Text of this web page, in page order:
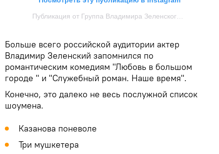
Больше всего российской аудитории актер
Владимир Зеленский запомнился по
романтическим комедиям "Любовь в большом
городе " и "Служебный роман. Наше время".
Конечно, это далеко не весь послужной список
шоумена.
Казанова поневоле
Три мушкетера